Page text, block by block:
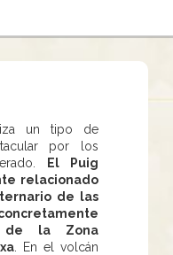
un tipo de
por los
El Puig
relacionado
de las
de la Zona
. En el volcán